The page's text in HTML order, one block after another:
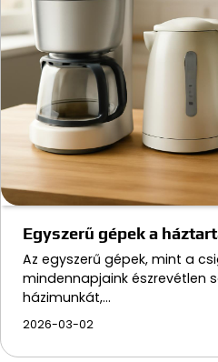
Egyszerű gépek a
Az egyszerű gépek, mint a
mindennapjaink észrevétlen
házimunkát,…
2026-03-02